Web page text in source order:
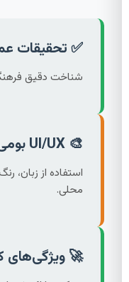
✅ تحقیقات
شناخت دقیق
🎨 UI/UX بومی‌شده
استفاده از زبان،
محلی.
🚀 ویژگی‌های